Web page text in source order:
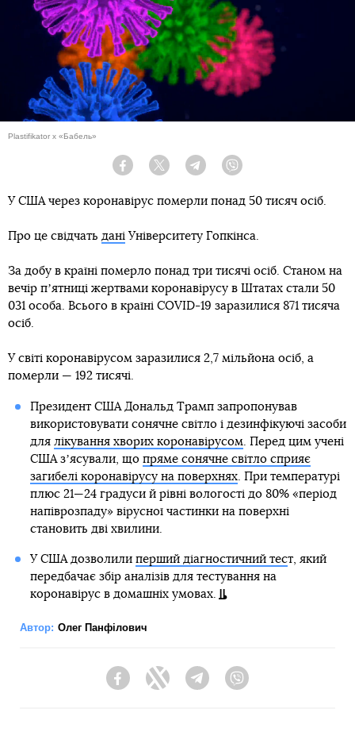
Plastifikator x «Бабель»
Facebook Twitter Telegram
У США через коронавірус померли понад 50 тисяч осіб.
Про це свідчать дані Університету Гопкінса.
За добу в країні померло понад три тисячі осіб. Станом на
вечір пʼятниці жертвами коронавірусу в Штатах стали 50
031 особа. Всього в країні COVID-19 заразилися 871 тисяча
осіб.
У світі коронавірусом заразилися 2,7 мільйона осіб, а
померли — 192 тисячі.
Президент США Дональд Трамп запропонував
використовувати сонячне світло і дезинфікуючі засоби
для лікування хворих коронавірусом . Перед цим учені
США зʼясували, що пряме сонячне світло сприяє
загибелі коронавірусу на поверхнях. При температурі
плюс 21—24 градуси й рівні вологості до 80% «період
напіврозпаду» вірусної частинки на поверхні
становить дві хвилини.
У США дозволили перший діагностичний тест, який
передбачає збір аналізів для тестування на
коронавірус в домашніх умовах.
Автор: Олег Панфілович
FacebookTwitter Telegram